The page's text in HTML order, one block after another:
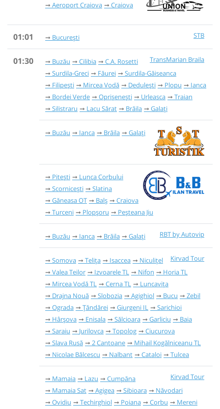
Aeroport Craiova
Craiova
01:01 STB
București
01:30 TransMarian Braila
Buzău Cilibia
C.A. Rosetti
Surdila-Greci
Făurei
Surdila-Găiseanca
Filipești
Mircea Vodă Dedulești Plopu
Ianca
Bordei Verde
Oprișenești Urleasca
Traian
Silistraru
Lacu Sărat Brăila Galați
Buzău Ianca Brăila Galați
Pitești
Lunca Corbului
Scornicești
Slatina
Găneasa OT
Balș
Craiova
Turceni
Plopșoru Peșteana Jiu
RBT by Autovip
Buzău Ianca Brăila Galați
Kirvad Tour
Somova Telița Isaccea
Niculițel
Valea Teilor
Izvoarele TL Nifon
Horia TL
Mircea Vodă TL
Cerna TL
Luncavița
Drajna Nouă
Slobozia Agighiol Bucu
Zebil
Ograda
Țăndărei Giurgeni IL
Sarichioi
Hârșova
Enisala Sălcioara Garliciu
Baia
Saraiu
Jurilovca Topolog
Ciucurova
Slava Rusă
2 Cantoane
Mihail Kogălniceanu TL
Nicolae Bălcescu
Nalbant Cataloi Tulcea
Kirvad Tour
Mamaia Lazu
Cumpăna
Mamaia Sat
Agigea Sibioara
Năvodari
Ovidiu
Techirghiol Poiana Corbu
Mereni